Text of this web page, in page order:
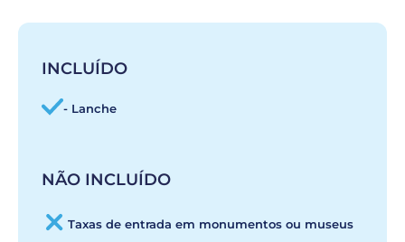
INCLUÍDO
- Lanche
NÃO INCLUÍDO
Taxas de entrada em monumentos ou museus